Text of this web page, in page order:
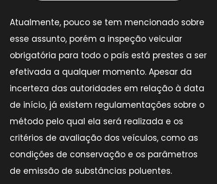
Atualmente, pouco se tem mencionado sobre
esse assunto, porém a inspeção veicular
obrigatória para todo o país está prestes a ser
efetivada a qualquer momento. Apesar da
incerteza das autoridades em relação à data
de início, já existem regulamentações sobre o
método pelo qual ela será realizada e os
critérios de avaliação dos veículos, como as
condições de conservação e os parâmetros
de emissão de substâncias poluentes.